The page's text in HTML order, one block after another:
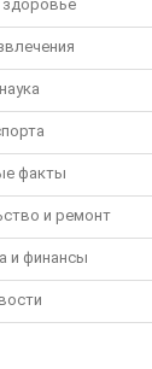
здоровье
факты
и ремонт
и финансы